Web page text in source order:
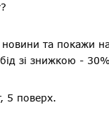
новини та покажи
зі знижкою -
5 поверх.